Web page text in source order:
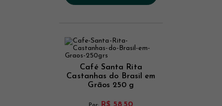
Café Santa Rita
Castanhas do Brasil em
Grãos 250 g
Por: R$ 58,50